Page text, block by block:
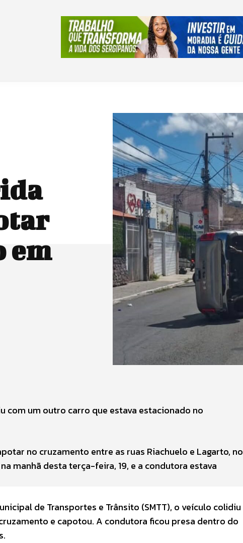
em
com um outro carro que estava estacionado no
no cruzamento entre as ruas Riachuelo e Lagarto, no
manhã desta terça-feira, 19, e a condutora estava
de Transportes e Trânsito (SMTT), o veículo colidiu
e capotou. A condutora ficou presa dentro do